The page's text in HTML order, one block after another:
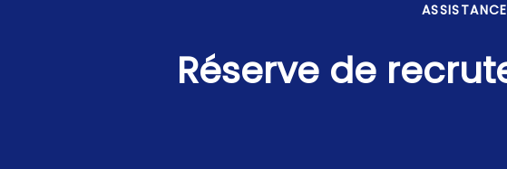
Réserve de